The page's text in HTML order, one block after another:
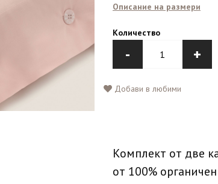
Описание на размери
Количество
- +
Добави в любими
Комплект от две
от 100%